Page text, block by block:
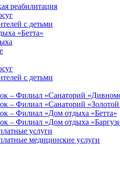
реабилитация
с детьми
«Бетта»
с детьми
– Филиал «Санаторий
– Филиал «Санаторий «Золотой
– Филиал «Дом отдыха «Бетта»
– Филиал «Дом отдыха
услуги
медицинские услуги